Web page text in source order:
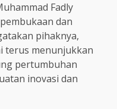
Fadly
dan
pihaknya,
terus menunjukkan
pertumbuhan
inovasi dan